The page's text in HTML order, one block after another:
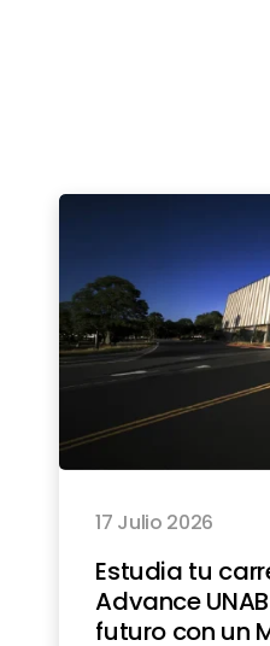
17 Julio 2026
Estudia tu
Advance
futuro con un